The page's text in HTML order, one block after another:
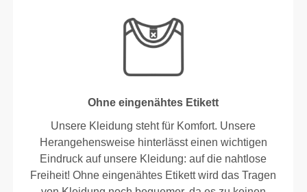
Ohne eingenähtes Etikett
Unsere Kleidung steht für Komfort. Unsere
Herangehensweise hinterlässt einen wichtigen
Eindruck auf unsere Kleidung: auf die nahtlose
Freiheit! Ohne eingenähtes Etikett wird das Tragen